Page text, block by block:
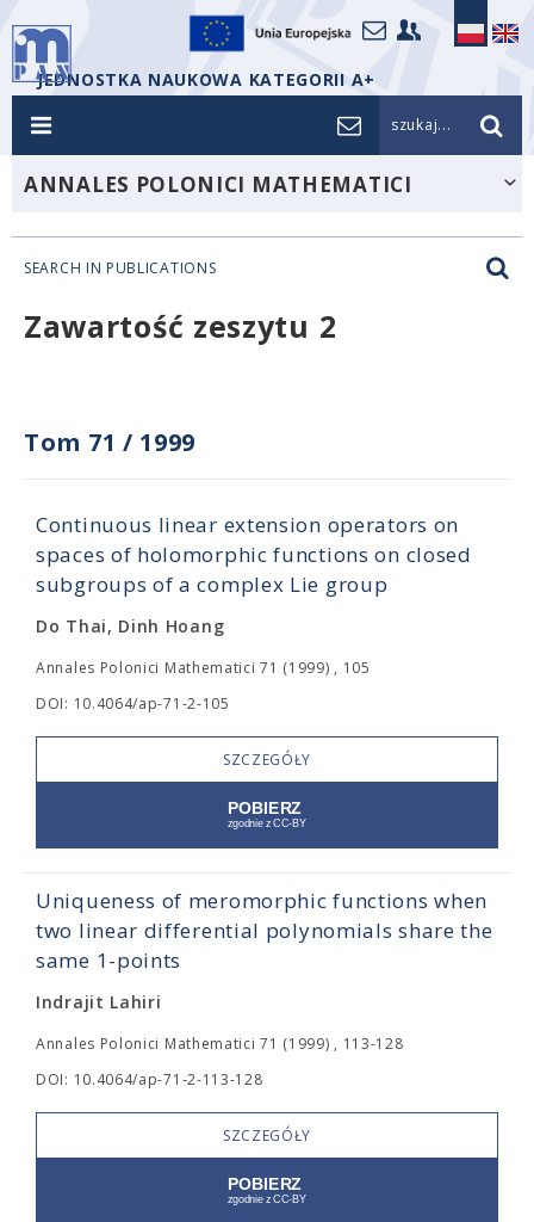
JEDNOSTKA NAUKOWA KATEGORII A+
szukaj...
ANNALES POLONICI MATHEMATICI
SEARCH IN PUBLICATIONS
Zawartość zeszytu 2
Tom 71 / 1999
Continuous linear extension operators on
spaces of holomorphic functions on closed
subgroups of a complex Lie group
Do Thai, Dinh Hoang
Annales Polonici Mathematici 71 (1999) , 105
DOI: 10.4064/ap-71-2-105
SZCZEGÓŁY
Uniqueness of meromorphic functions when
two linear differential polynomials share the
same 1-points
Indrajit Lahiri
Annales Polonici Mathematici 71 (1999) , 113-128
DOI: 10.4064/ap-71-2-113-128
SZCZEGÓŁY